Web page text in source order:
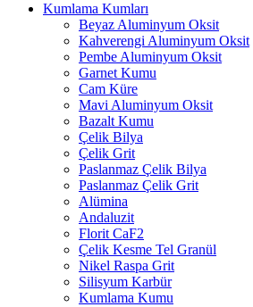
Kumlama Kumları
Beyaz Aluminyum Oksit
Kahverengi Aluminyum Oksit
Pembe Aluminyum Oksit
Garnet Kumu
Cam Küre
Mavi Aluminyum Oksit
Bazalt Kumu
Çelik Bilya
Çelik Grit
Paslanmaz Çelik Bilya
Paslanmaz Çelik Grit
Alümina
Andaluzit
Florit CaF2
Çelik Kesme Tel Granül
Nikel Raspa Grit
Silisyum Karbür
Kumlama Kumu